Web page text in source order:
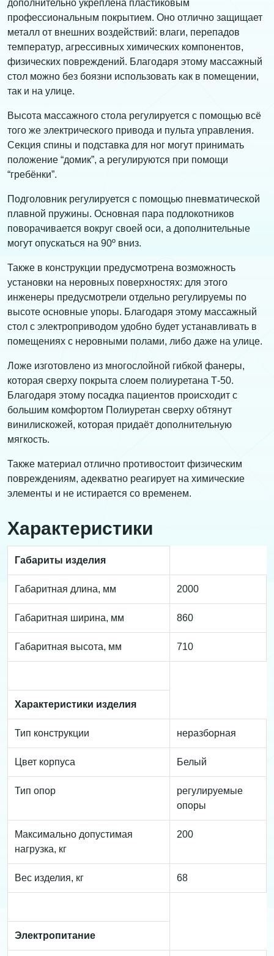
дополнительно укреплена пластиковым
профессиональным покрытием. Оно отлично защищает
металл от внешних воздействий: влаги, перепадов
температур, агрессивных химических компонентов,
физических повреждений. Благодаря этому массажный
стол можно без боязни использовать как в помещении,
так и на улице.
Высота массажного стола регулируется с помощью всё
того же электрического привода и пульта управления.
Секция спины и подставка для ног могут принимать
положение “домик”, а регулируются при помощи
“гребёнки”.
Подголовник регулируется с помощью пневматической
плавной пружины. Основная пара подлокотников
поворачивается вокруг своей оси, а дополнительные
могут опускаться на 90º вниз.
Также в конструкции предусмотрена возможность
установки на неровных поверхностях: для этого
инженеры предусмотрели отдельно регулируемы по
высоте основные упоры. Благодаря этому массажный
стол с электроприводом удобно будет устанавливать в
помещениях с неровными полами, либо даже на улице.
Ложе изготовлено из многослойной гибкой фанеры,
которая сверху покрыта слоем полиуретана Т-50.
Благодаря этому посадка пациентов происходит с
большим комфортом Полиуретан сверху обтянут
винилискожей, которая придаёт дополнительную
мягкость.
Также материал отлично противостоит физическим
повреждениям, адекватно реагирует на химические
элементы и не истирается со временем.
Характеристики
Габариты изделия
Габаритная длина, мм 2000
Габаритная ширина, мм 860
Габаритная высота, мм 710
Характеристики изделия
Тип конструкции неразборная
Цвет корпуса Белый
Тип опор
регулируемые
опоры
Максимально допустимая
нагрузка, кг
200
Вес изделия, кг 68
Электропитание